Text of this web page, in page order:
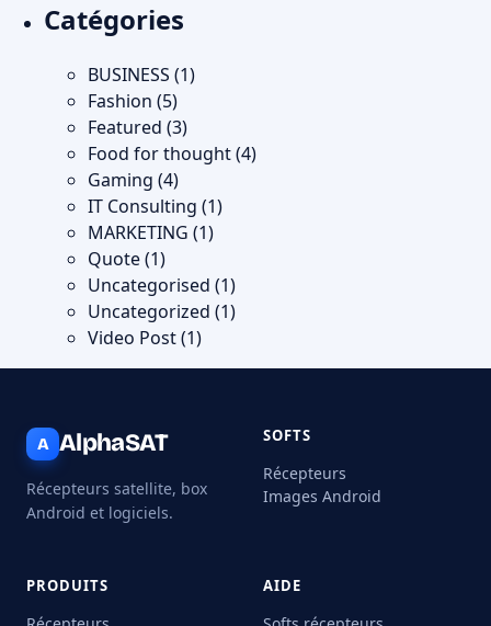
Catégories
BUSINESS (1)
Fashion (5)
Featured (3)
Food for thought(4)
Gaming (4)
IT Consulting (1)
MARKETING (1)
Quote(1)
Uncategorised (1)
Uncategorized (1)
Video Post(1)
A AlphaSAT
Récepteurs satellite, box
Android et logiciels.
SOFTS
Récepteurs
Images Android
PRODUITS AIDE